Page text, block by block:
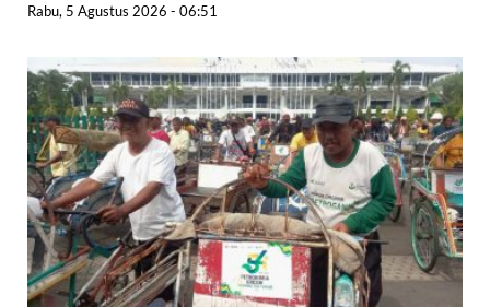
Rabu, 5 Agustus 2026 - 06:51